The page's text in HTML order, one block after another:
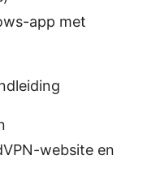
app met
website en